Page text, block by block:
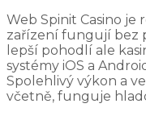
Web Spinit Casino je
zařízení fungují bez
lepší pohodlí ale
systémy iOS a
Spolehlivý výkon a
včetně, funguje